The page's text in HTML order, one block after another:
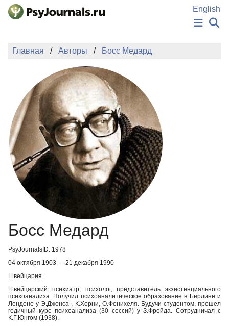
Перейти к основному содержанию
English
НОВОСТИ
АВТОРЫ
ПОДАТЬ РУКОПИСЬ
БАЗА ЗНАНИЙ
КЛЮЧЕВЫЕ СЛОВА
Регистрация
Главная Авторы Босс Медард
Босс Медард
PsyJournalsID: 1978
04 октября 1903 — 21 декабря 1990
Швейцария
Швейцарский психиатр, психолог, представитель экзистенциального
психоанализа. Получил психоаналитическое образование в Берлине и
Лондоне у Э.Джонса , К.Хорни, О.Фенихеля. Будучи студентом, прошел
годичный курс психоанализа (30 сессий) у З.Фрейда. Сотрудничал с
К.Г.Юнгом (1938).